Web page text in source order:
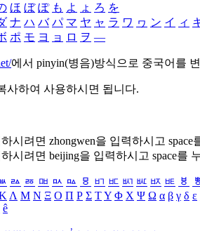
ほ ぼ ぽ も よ ょ ろ を
ナ ハ バ パ マ ヤ ャ ラ ワ ヮ ン イ ィ
ポ モ ヨ ョ ロ ヲ ―
에서 pinyin(병음)방식으로 중국어를
사하여 사용하시면 됩니다.
시려면 zhongwen을 입력하시고 space
시려면 beijing을 입력하시고 space를
ㅬ ㅭ ㅮ ㅯ ㅰ ㅱ ㅲ ㅳ ㅴ ㅵ ㅶ ㅷ ㅸ ㅹ
Λ Μ Ν Ξ Ο Π Ρ Σ ΤΥ Φ Χ Ψ Ω α β γ δ ε
ê